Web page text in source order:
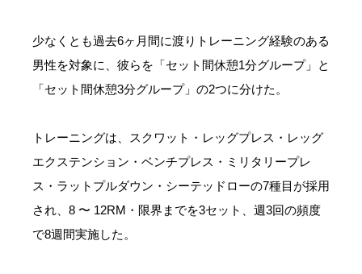
少なくとも過去6ヶ月間に渡りトレーニング経験のある
男性を対象に、彼らを「セット間休憩1分グループ」と
「セット間休憩3分グループ」の2つに分けた。
トレーニングは、スクワット・レッグプレス・レッグ
エクステンション・ベンチプレス・ミリタリープレ
ス・ラットプルダウン・シーテッドローの7種目が採用
され、8 〜 12RM・限界までを3セット、週3回の頻度
で8週間実施した。